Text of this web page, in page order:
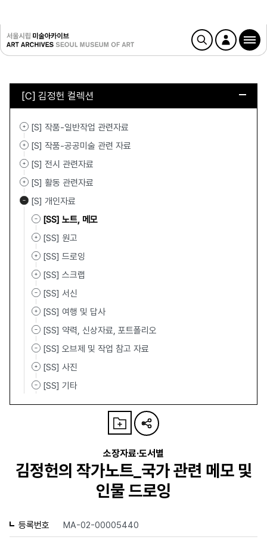
[C] 김정헌 컬렉션
[S] 작품-일반작업 관련자료
[S] 작품-공공미술 관련 자료
[S] 전시 관련자료
[S] 활동 관련자료
[S] 개인자료
[SS] 노트, 메모
[SS] 원고
[SS] 드로잉
[SS] 스크랩
[SS] 서신
[SS] 여행 및 답사
[SS] 약력, 신상자료, 포트폴리오
[SS] 오브제 및 작업 참고 자료
[SS] 사진
[SS] 기타
소장자료·도서별
김정헌의 작가노트_국가 관련 메모 및
인물 드로잉
등록번호 MA-02-00005440